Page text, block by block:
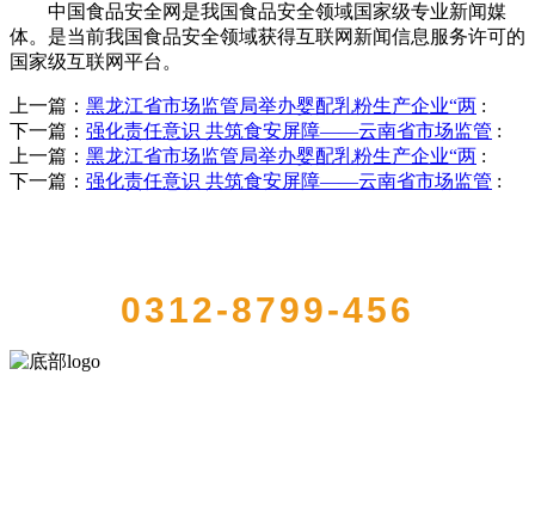
中国食品安全网是我国食品安全领域国家级专业新闻媒
体。是当前我国食品安全领域获得互联网新闻信息服务许可的
国家级互联网平台。
上一篇： 黑龙江省市场监管局举办婴配乳粉生产企业“两 :
下一篇： 强化责任意识 共筑食安屏障——云南省市场监管 :
上一篇： 黑龙江省市场监管局举办婴配乳粉生产企业“两 :
下一篇： 强化责任意识 共筑食安屏障——云南省市场监管 :
0312-8799-456